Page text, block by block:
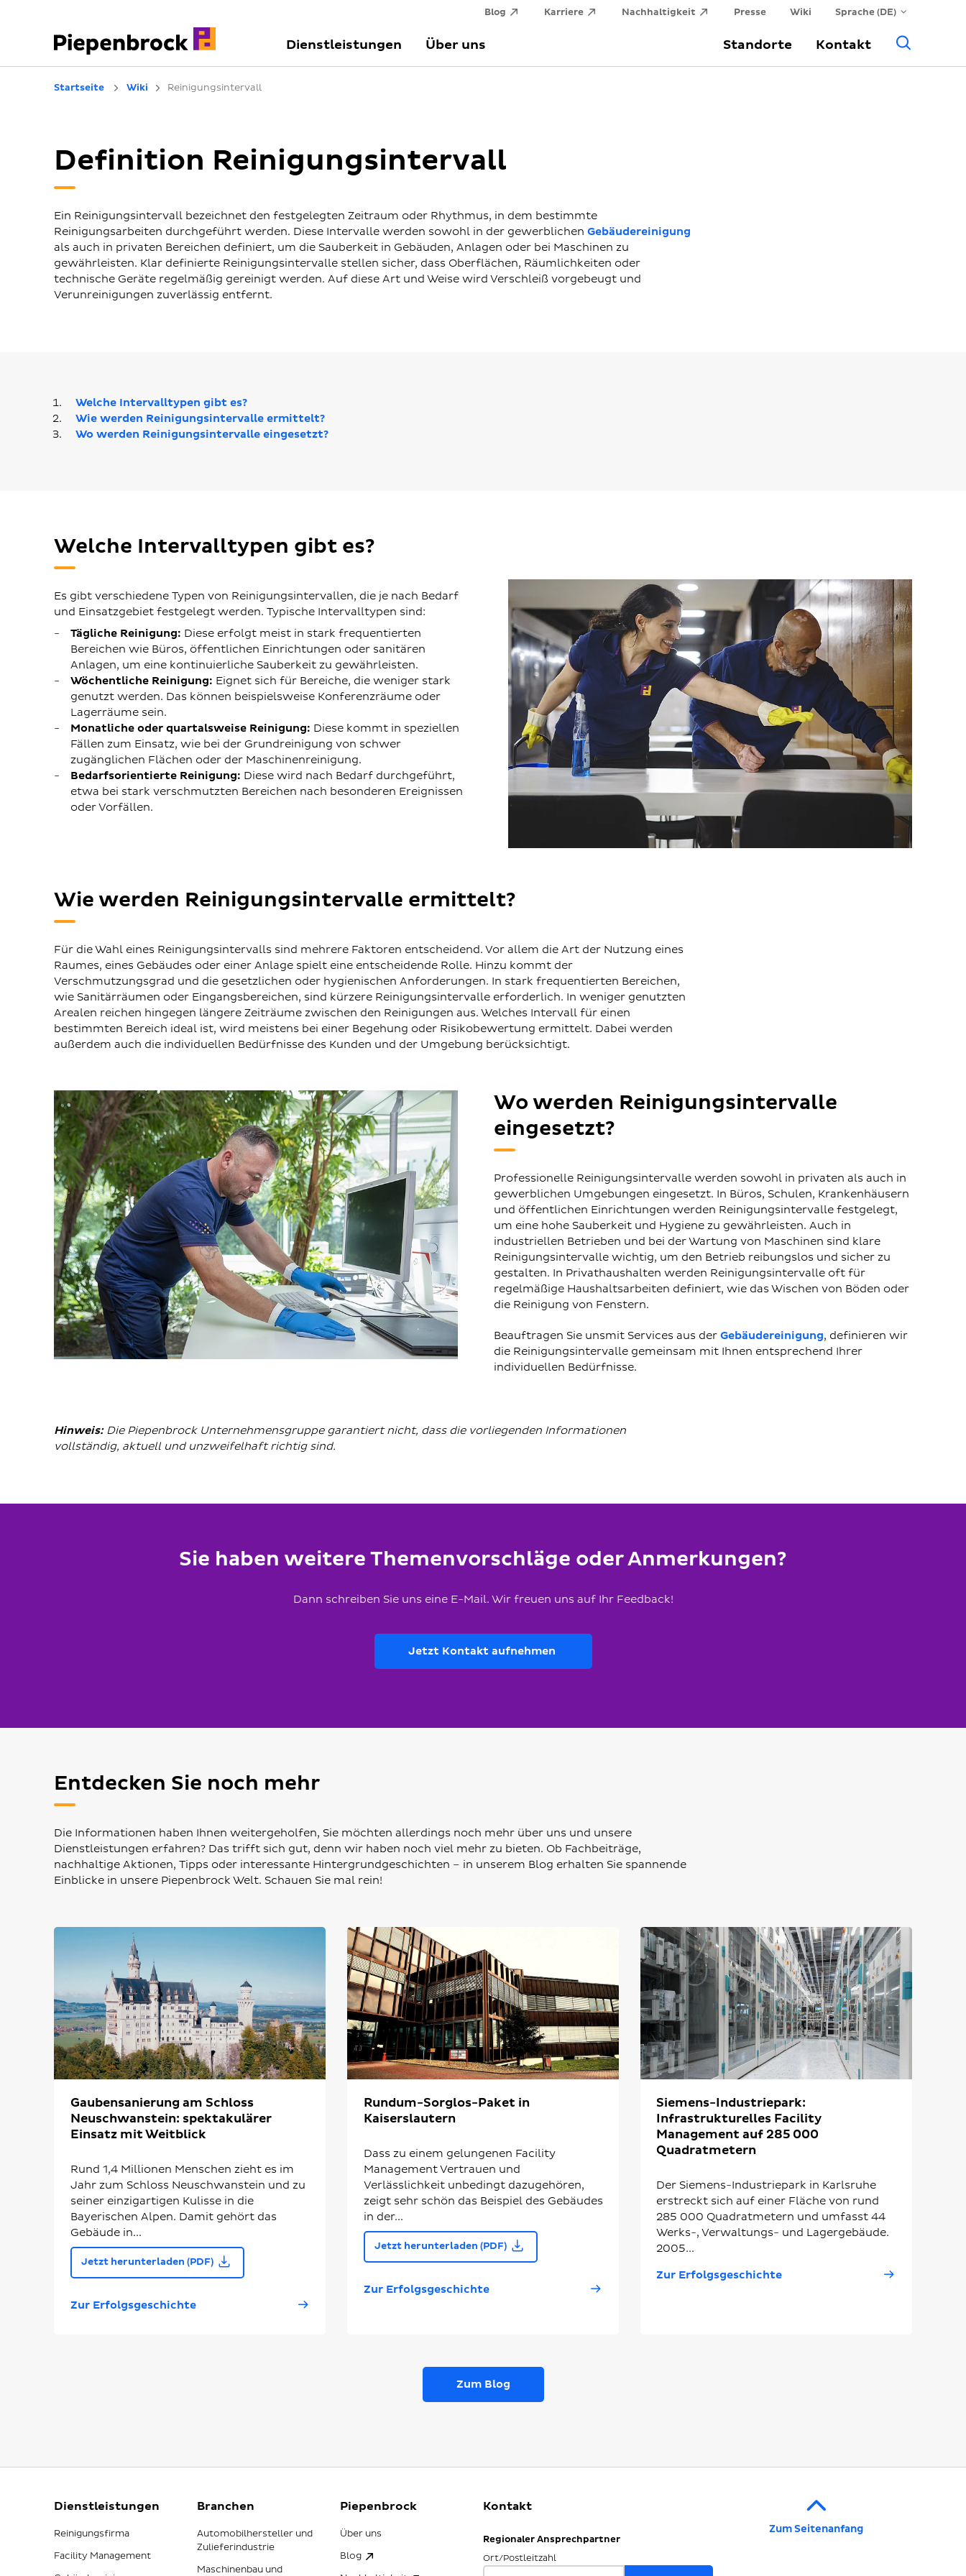
Blog Karriere Nachhaltigkeit Presse Wiki Sprache (DE)
Dienstleistungen Über uns Standorte Kontakt
Startseite Wiki Reinigungsintervall
Definition Reinigungsintervall
Ein Reinigungsintervall bezeichnet den festgelegten Zeitraum oder Rhythmus, in dem bestimmte
Reinigungsarbeiten durchgeführt werden. Diese Intervalle werden sowohl in der gewerblichen Gebäudereinigung
als auch in privaten Bereichen definiert, um die Sauberkeit in Gebäuden, Anlagen oder bei Maschinen zu
gewährleisten. Klar definierte Reinigungsintervalle stellen sicher, dass Oberflächen, Räumlichkeiten oder
technische Geräte regelmäßig gereinigt werden. Auf diese Art und Weise wird Verschleiß vorgebeugt und
Verunreinigungen zuverlässig entfernt.
Welche Intervalltypen gibt es?
Wie werden Reinigungsintervalle ermittelt?
Wo werden Reinigungsintervalle eingesetzt?
Welche Intervalltypen gibt es?
Es gibt verschiedene Typen von Reinigungsintervallen, die je nach Bedarf
und Einsatzgebiet festgelegt werden. Typische Intervalltypen sind:
Tägliche Reinigung: Diese erfolgt meist in stark frequentierten
Bereichen wie Büros, öffentlichen Einrichtungen oder sanitären
Anlagen, um eine kontinuierliche Sauberkeit zu gewährleisten.
Wöchentliche Reinigung: Eignet sich für Bereiche, die weniger stark
genutzt werden. Das können beispielsweise Konferenzräume oder
Lagerräume sein.
Monatliche oder quartalsweise Reinigung: Diese kommt in speziellen
Fällen zum Einsatz, wie bei der Grundreinigung von schwer
zugänglichen Flächen oder der Maschinenreinigung.
Bedarfsorientierte Reinigung: Diese wird nach Bedarf durchgeführt,
etwa bei stark verschmutzten Bereichen nach besonderen Ereignissen
oder Vorfällen.
Wie werden Reinigungsintervalle ermittelt?
Für die Wahl eines Reinigungsintervalls sind mehrere Faktoren entscheidend. Vor allem die Art der Nutzung eines
Raumes, eines Gebäudes oder einer Anlage spielt eine entscheidende Rolle. Hinzu kommt der
Verschmutzungsgrad und die gesetzlichen oder hygienischen Anforderungen. In stark frequentierten Bereichen,
wie Sanitärräumen oder Eingangsbereichen, sind kürzere Reinigungsintervalle erforderlich. In weniger genutzten
Arealen reichen hingegen längere Zeiträume zwischen den Reinigungen aus. Welches Intervall für einen
bestimmten Bereich ideal ist, wird meistens bei einer Begehung oder Risikobewertung ermittelt. Dabei werden
außerdem auch die individuellen Bedürfnisse des Kunden und der Umgebung berücksichtigt.
Wo werden Reinigungsintervalle
eingesetzt?
Professionelle Reinigungsintervalle werden sowohl in privaten als auch in
gewerblichen Umgebungen eingesetzt. In Büros, Schulen, Krankenhäusern
und öffentlichen Einrichtungen werden Reinigungsintervalle festgelegt,
um eine hohe Sauberkeit und Hygiene zu gewährleisten. Auch in
industriellen Betrieben und bei der Wartung von Maschinen sind klare
Reinigungsintervalle wichtig, um den Betrieb reibungslos und sicher zu
gestalten. In Privathaushalten werden Reinigungsintervalle oft für
regelmäßige Haushaltsarbeiten definiert, wie das Wischen von Böden oder
die Reinigung von Fenstern.
Beauftragen Sie unsmit Services aus der Gebäudereinigung, definieren wir
die Reinigungsintervalle gemeinsam mit Ihnen entsprechend Ihrer
individuellen Bedürfnisse.
Hinweis:Die Piepenbrock Unternehmensgruppe garantiert nicht, dass die vorliegenden Informationen
vollständig, aktuell und unzweifelhaft richtig sind.
Sie haben weitere Themenvorschläge oder Anmerkungen?
Dann schreiben Sie uns eine E-Mail. Wir freuen uns auf Ihr Feedback!
Jetzt Kontakt aufnehmen
Entdecken Sie noch mehr
Die Informationen haben Ihnen weitergeholfen, Sie möchten allerdings noch mehr über uns und unsere
Dienstleistungen erfahren? Das trifft sich gut, denn wir haben noch viel mehr zu bieten. Ob Fachbeiträge,
nachhaltige Aktionen, Tipps oder interessante Hintergrundgeschichten – in unserem Blog erhalten Sie spannende
Einblicke in unsere Piepenbrock Welt. Schauen Sie mal rein!
Gaubensanierung am Schloss
Neuschwanstein: spektakulärer
Einsatz mit Weitblick
Rund 1,4 Millionen Menschen zieht es im
Jahr zum Schloss Neuschwanstein und zu
seiner einzigartigen Kulisse in die
Bayerischen Alpen. Damit gehört das
Gebäude in...
Jetzt herunterladen (PDF)
Zur Erfolgsgeschichte
Rundum-Sorglos-Paket in
Kaiserslautern
Dass zu einem gelungenen Facility
Management Vertrauen und
Verlässlichkeit unbedingt dazugehören,
zeigt sehr schön das Beispiel des Gebäudes
in der...
Jetzt herunterladen (PDF)
Zur Erfolgsgeschichte
Siemens-Industriepark:
Infrastrukturelles Facility
Management auf 285 000
Quadratmetern
Der Siemens-Industriepark in Karlsruhe
erstreckt sich auf einer Fläche von rund
285 000 Quadratmetern und umfasst 44
Werks-, Verwaltungs- und Lagergebäude.
2005...
Zur Erfolgsgeschichte
Zum Blog
Dienstleistungen
Reinigungsfirma
Facility Management
Branchen
Automobilhersteller und
Zulieferindustrie
Maschinenbau und
Piepenbrock
Über uns
Blog
Kontakt
Regionaler Ansprechpartner
Ort/Postleitzahl
Zum Seitenanfang